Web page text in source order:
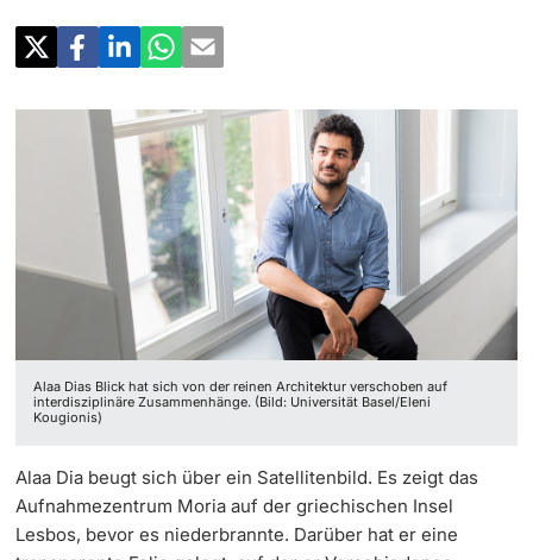
weitere Informationen
Dozierende
weitere Informationen
Service für Medien
‡ ‡ ‡ ‡ ‡ ‡ ‡ ‡ ‡ ‡ ‡ ‡ ‡ ‡ ‡ ‡ ‡ ‡ ‡ ‡ ‡ ‡ ‡ ‡ ‡ ‡ ‡ ‡ ‡ ‡ ‡ ‡
Podcasts
‡ ‡ ‡ ‡ ‡ ‡ ‡ ‡ ‡ ‡ ‡ ‡
Alaa Dias Blick hat sich von der reinen Architektur verschoben auf
interdisziplinäre Zusammenhänge. (Bild: Universität Basel/Eleni
Kougionis)
Alaa Dia beugt sich über ein Satellitenbild. Es zeigt das
Aufnahmezentrum Moria auf der griechischen Insel
Lesbos, bevor es niederbrannte. Darüber hat er eine